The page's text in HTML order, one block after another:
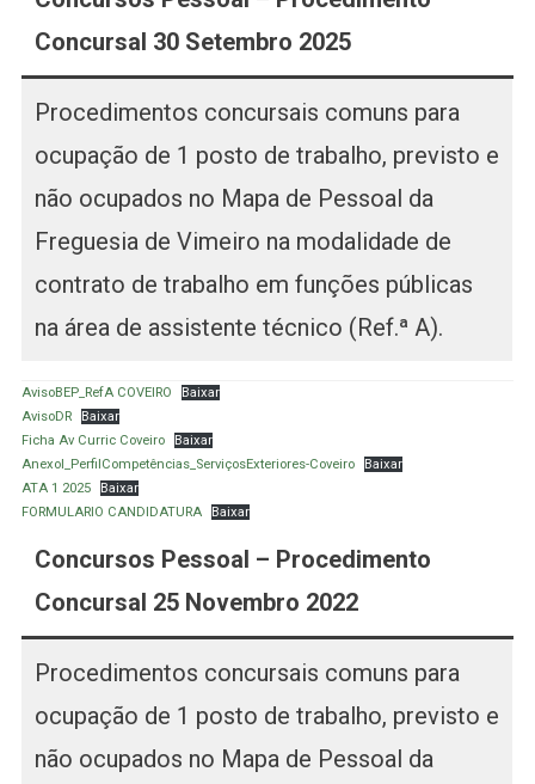
Concursal 30 Setembro 2025
Procedimentos concursais comuns para
ocupação de 1 posto de trabalho, previsto e
não ocupados no Mapa de Pessoal da
Freguesia de Vimeiro na modalidade de
contrato de trabalho em funções públicas
na área de assistente técnico (Ref.ª A).
AvisoBEP_RefA COVEIRO
Baixar
AvisoDR
Baixar
Ficha Av Curric Coveiro
Baixar
AnexoI_PerfilCompetências_ServiçosExteriores-Coveiro
Baixar
ATA 1 2025
Baixar
FORMULARIO CANDIDATURA
Baixar
Concursos Pessoal – Procedimento
Concursal 25 Novembro 2022
Procedimentos concursais comuns para
ocupação de 1 posto de trabalho, previsto e
não ocupados no Mapa de Pessoal da